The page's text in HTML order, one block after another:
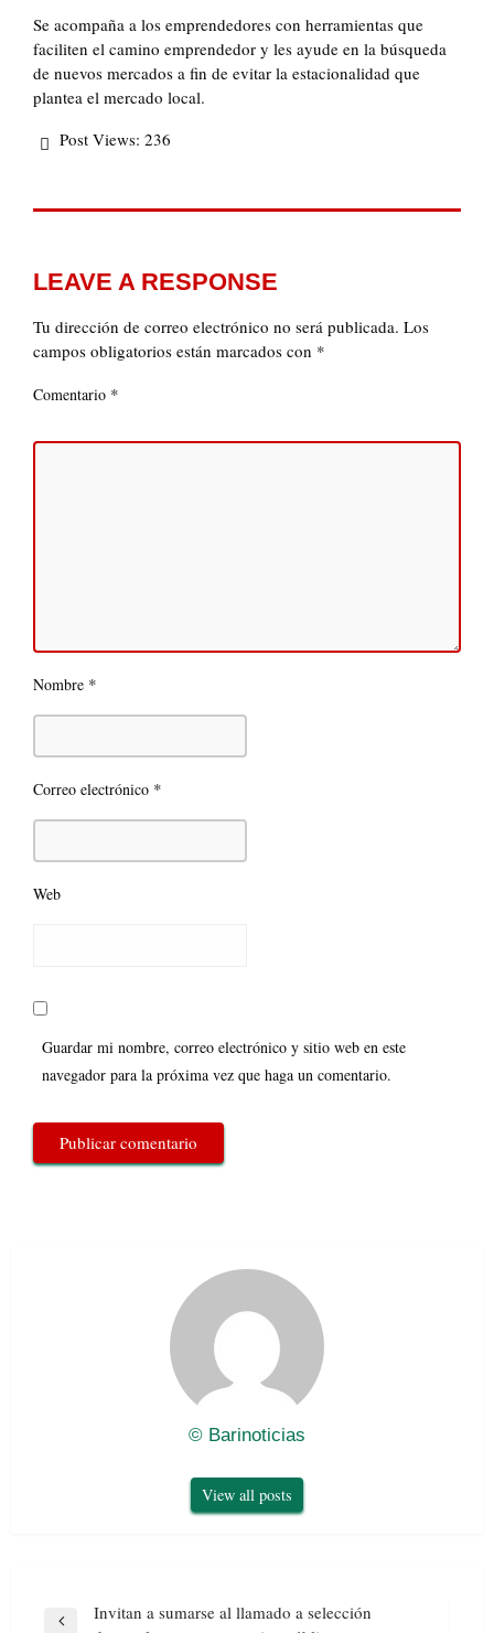
Se acompaña a los emprendedores con herramientas que
faciliten el camino emprendedor y les ayude en la búsqueda
de nuevos mercados a fin de evitar la estacionalidad que
plantea el mercado local.
Post Views: 236
LEAVE A RESPONSE
Tu dirección de correo electrónico no será publicada. Los
campos obligatorios están marcados con *
Comentario *
Nombre *
Correo electrónico *
Web
Guardar mi nombre, correo electrónico y sitio web en este
navegador para la próxima vez que haga un comentario.
© Barinoticias
View all posts
Navegación
Invitan a sumarse al llamado a selección